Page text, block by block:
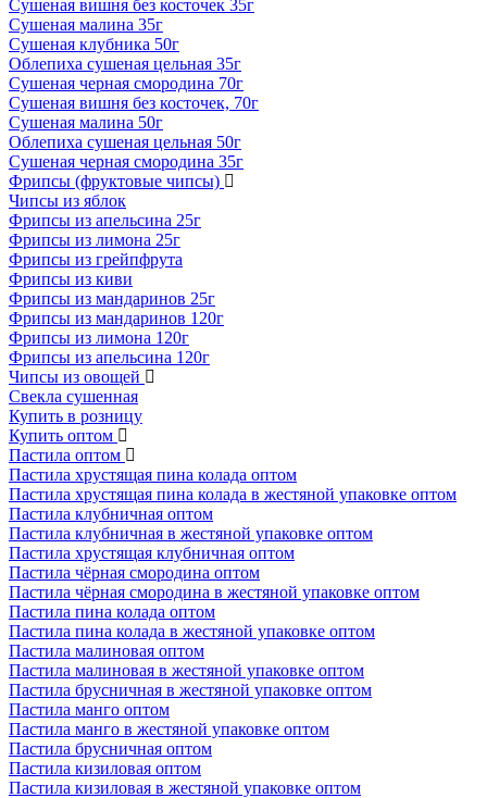
Сушеная вишня без косточек 35г
Сушеная малина 35г
Сушеная клубника 50г
Облепиха сушеная цельная 35г
Сушеная черная смородина 70г
Сушеная вишня без косточек, 70г
Сушеная малина 50г
Облепиха сушеная цельная 50г
Сушеная черная смородина 35г
Фрипсы (фруктовые чипсы)
Чипсы из яблок
Фрипсы из апельсина 25г
Фрипсы из лимона 25г
Фрипсы из грейпфрута
Фрипсы из киви
Фрипсы из мандаринов 25г
Фрипсы из мандаринов 120г
Фрипсы из лимона 120г
Фрипсы из апельсина 120г
Чипсы из овощей
Свекла сушенная
Купить в розницу
Купить оптом
Пастила оптом
Пастила хрустящая пина колада оптом
Пастила хрустящая пина колада в жестяной упаковке оптом
Пастила клубничная оптом
Пастила клубничная в жестяной упаковке оптом
Пастила хрустящая клубничная оптом
Пастила чёрная смородина оптом
Пастила чёрная смородина в жестяной упаковке оптом
Пастила пина колада оптом
Пастила пина колада в жестяной упаковке оптом
Пастила малиновая оптом
Пастила малиновая в жестяной упаковке оптом
Пастила брусничная в жестяной упаковке оптом
Пастила манго оптом
Пастила манго в жестяной упаковке оптом
Пастила брусничная оптом
Пастила кизиловая оптом
Пастила кизиловая в жестяной упаковке оптом